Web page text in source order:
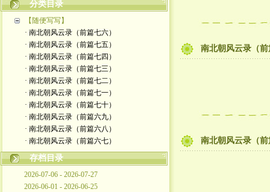
分类目录
【随便写写】
· 南北朝风云录（前篇七六）
· 南北朝风云录（前篇七五）
· 南北朝风云录（前篇七四）
· 南北朝风云录（前篇七三）
· 南北朝风云录（前篇七二）
· 南北朝风云录（前篇七一）
· 南北朝风云录（前篇七十）
· 南北朝风云录（前篇六九）
· 南北朝风云录（前篇六八）
· 南北朝风云录（前篇六七）
存档目录
2026-07-06 - 2026-07-27
2026-06-01 - 2026-06-25
南北朝风云录（
南北朝风云录（